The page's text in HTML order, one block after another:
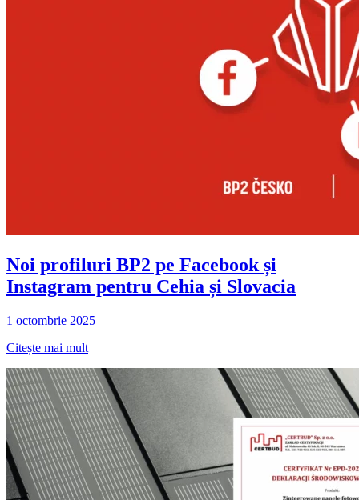
Noi profiluri BP2 pe Facebook și
Instagram pentru Cehia și Slovacia
1 octombrie 2025
Citește mai mult